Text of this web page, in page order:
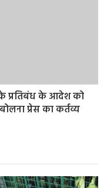
के प्रतिबंध के आदेश को
प्रेस का कर्तव्य